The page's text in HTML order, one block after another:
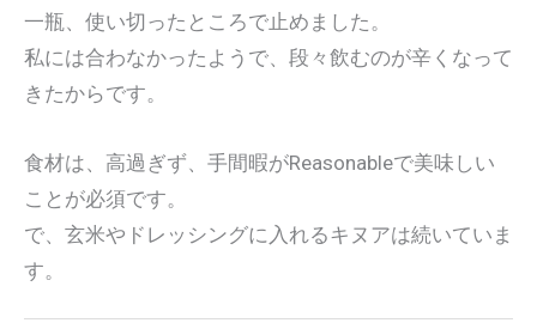
一瓶、使い切ったところで止めました。
私には合わなかったようで、段々飲むのが辛くなって
きたからです。
食材は、高過ぎず、手間暇がReasonableで美味しい
ことが必須です。
で、玄米やドレッシングに入れるキヌアは続いていま
す。